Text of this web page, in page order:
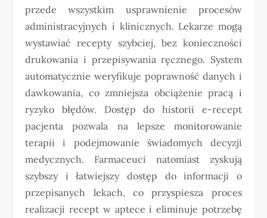
przede wszystkim usprawnienie procesów
administracyjnych i klinicznych. Lekarze mogą
wystawiać recepty szybciej, bez konieczności
drukowania i przepisywania ręcznego. System
automatycznie weryfikuje poprawność danych i
dawkowania, co zmniejsza obciążenie pracą i
ryzyko błędów. Dostęp do historii e-recept
pacjenta pozwala na lepsze monitorowanie
terapii i podejmowanie świadomych decyzji
medycznych. Farmaceuci natomiast zyskują
szybszy i łatwiejszy dostęp do informacji o
przepisanych lekach, co przyspiesza proces
realizacji recept w aptece i eliminuje potrzebę